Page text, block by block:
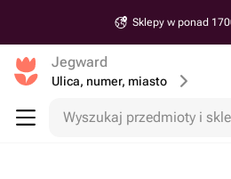
Sklepy w ponad
Jegward
Ulica, numer, miasto
Wyszukaj przedmioty i